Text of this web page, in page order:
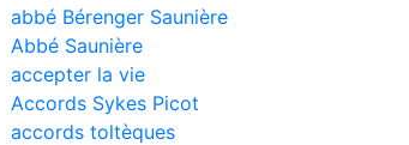
abbé Bérenger Saunière
Abbé Saunière
accepter la vie
Accords Sykes Picot
accords toltèques